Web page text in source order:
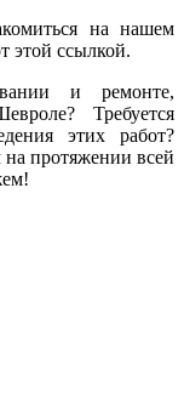
на нашем
этой ссылкой.
и ремонте,
Требуется
этих работ?
на протяжении всей